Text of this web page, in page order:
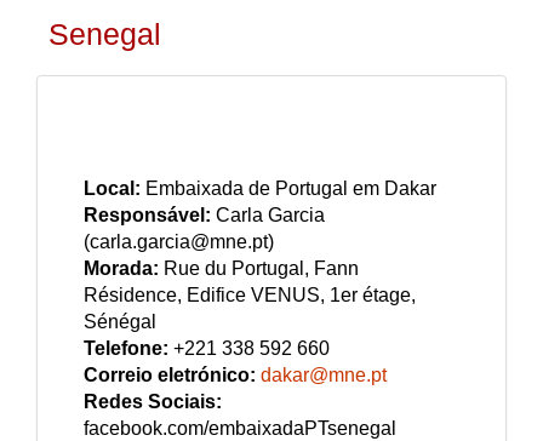
Senegal
Local: Embaixada de Portugal em Dakar
Responsável: Carla Garcia
(carla.garcia@mne.pt)
Morada: Rue du Portugal, Fann
Résidence, Edifice VENUS, 1er étage,
Sénégal
Telefone: +221 338 592 660
Correio eletrónico: dakar@mne.pt
Redes Sociais:
facebook.com/embaixadaPTsenegal